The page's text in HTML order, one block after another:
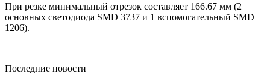
При резке минимальный отрезок составляет 166.67 мм (2
основных светодиода SMD 3737 и 1 вспомогательный SMD
1206).
Последние новости